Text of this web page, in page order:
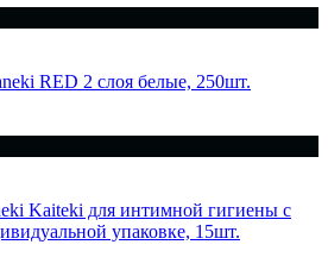
RED 2 слоя белые, 250шт.
Kaiteki для интимной гигиены с
упаковке, 15шт.